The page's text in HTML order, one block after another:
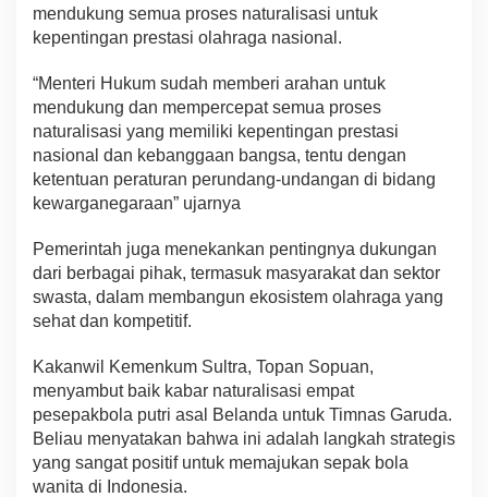
mendukung semua proses naturalisasi untuk
kepentingan prestasi olahraga nasional.
“Menteri Hukum sudah memberi arahan untuk
mendukung dan mempercepat semua proses
naturalisasi yang memiliki kepentingan prestasi
nasional dan kebanggaan bangsa, tentu dengan
ketentuan peraturan perundang-undangan di bidang
kewarganegaraan” ujarnya
Pemerintah juga menekankan pentingnya dukungan
dari berbagai pihak, termasuk masyarakat dan sektor
swasta, dalam membangun ekosistem olahraga yang
sehat dan kompetitif.
Kakanwil Kemenkum Sultra, Topan Sopuan,
menyambut baik kabar naturalisasi empat
pesepakbola putri asal Belanda untuk Timnas Garuda.
Beliau menyatakan bahwa ini adalah langkah strategis
yang sangat positif untuk memajukan sepak bola
wanita di Indonesia.